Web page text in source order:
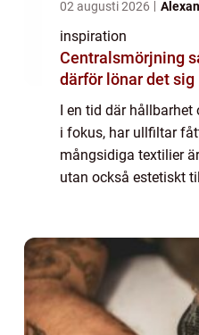
02 augusti 2026
inspiration
Centralsmörjning så fungerar det och
därför lönar det sig
I en tid där
i fokus, har ullfiltar
mångsidiga textilier
utan också estetiskt